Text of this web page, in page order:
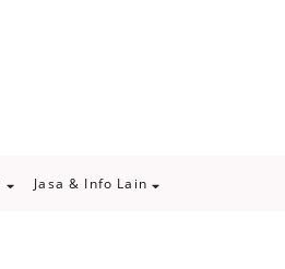
Jasa & Info Lain